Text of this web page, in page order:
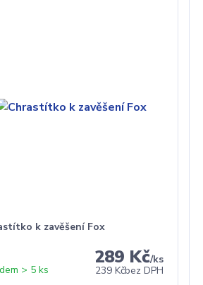
k zavěšení Fox
289 Kč/ks
239 Kčbez DPH
> 5 ks